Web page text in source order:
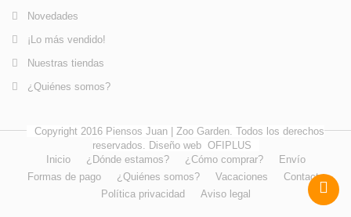
Novedades
¡Lo más vendido!
Nuestras tiendas
¿Quiénes somos?
Copyright 2016 Piensos Juan | Zoo Garden. Todos los derechos
reservados. Diseño web OFIPLUS
Inicio
¿Dónde estamos? ¿Cómo comprar?
Envío
Formas de pago
¿Quiénes somos? Vacaciones
Contacto
Política privacidad
Aviso legal